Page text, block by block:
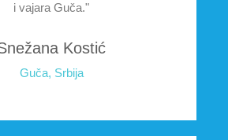
i vajara Guča."
Kostić
Guča, Srbija